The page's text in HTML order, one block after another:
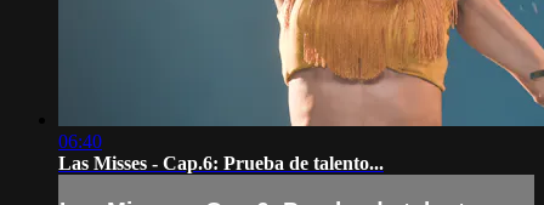
06:40
Las Misses - Cap.6: Prueba de talento...